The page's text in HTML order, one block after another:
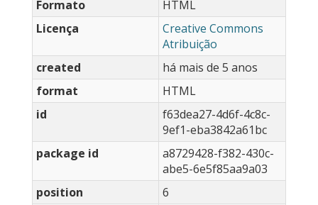
Formato
HTML
Licença
Creative Commons
Atribuição
created
há mais de 5 anos
format
HTML
id
f63dea27-4d6f-4c8c-
9ef1-eba3842a61bc
package id
a8729428-f382-430c-
abe5-6e5f85aa9a03
position
6